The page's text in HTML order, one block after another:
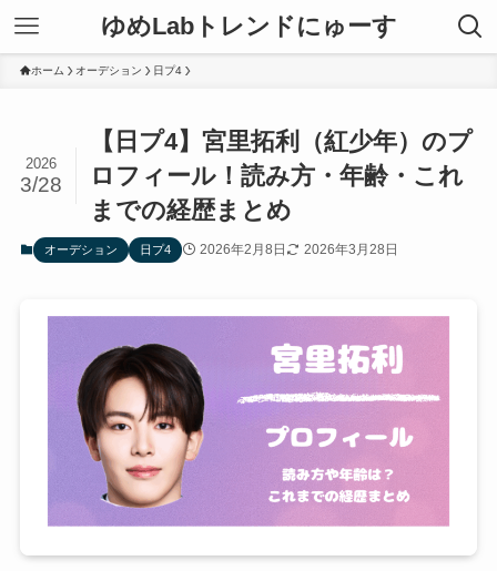
ゆめLabトレンドにゅーす
ホーム オーデション 日プ4
【日プ4】宮里拓利（紅少年）のプ
ロフィール！読み方・年齢・これ
までの経歴まとめ
2026
3/28
オーデション 日プ4 2026年2月8日 2026年3月28日